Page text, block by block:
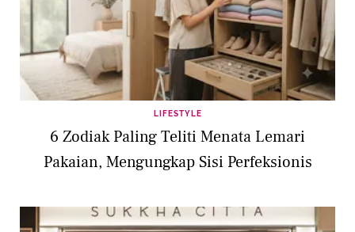
LIFESTYLE
6 Zodiak Paling Teliti Menata Lemari
Pakaian, Mengungkap Sisi Perfeksionis